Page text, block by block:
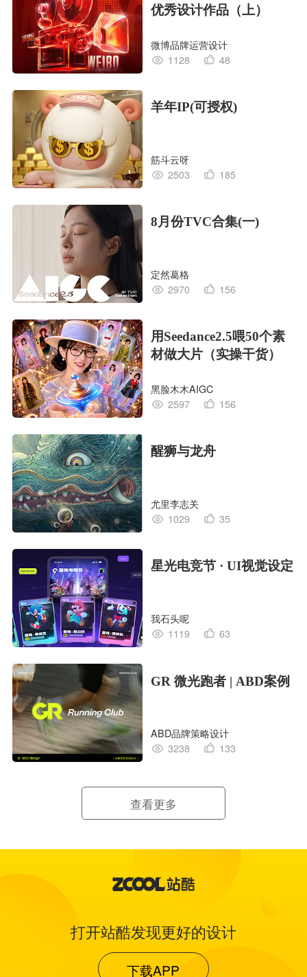
优秀设计作品（上）
微博品牌运营设计
1128
48
羊年IP(可授权)
筋斗云呀
2503
185
8月份TVC合集(一)
定然葛格
2970
156
用Seedance2.5喂50个素
材做大片（实操干货）
黑脸木木AIGC
2597
156
醒狮与龙舟
尤里李志关
1029
35
星光电竞节 · UI视觉设定
我石头呢
1119
63
GR 微光跑者 | ABD案例
ABD品牌策略设计
3238
133
查看更多
打开站酷发现更好的设计
下载APP